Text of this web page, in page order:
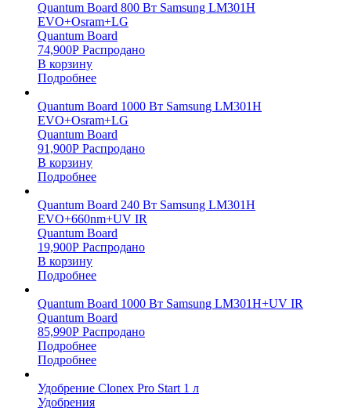
Quantum Board 800 Вт Samsung LM301H
EVO+Osram+LG
Quantum Board
74,900Р Распродано
В корзину
Подробнее
Quantum Board 1000 Вт Samsung LM301H
EVO+Osram+LG
Quantum Board
91,900Р Распродано
В корзину
Подробнее
Quantum Board 240 Вт Samsung LM301H
EVO+660nm+UV IR
Quantum Board
19,900Р Распродано
В корзину
Подробнее
Quantum Board 1000 Вт Samsung LM301H+UV IR
Quantum Board
85,990Р Распродано
Подробнее
Подробнее
Удобрение Clonex Pro Start 1 л
Удобрения